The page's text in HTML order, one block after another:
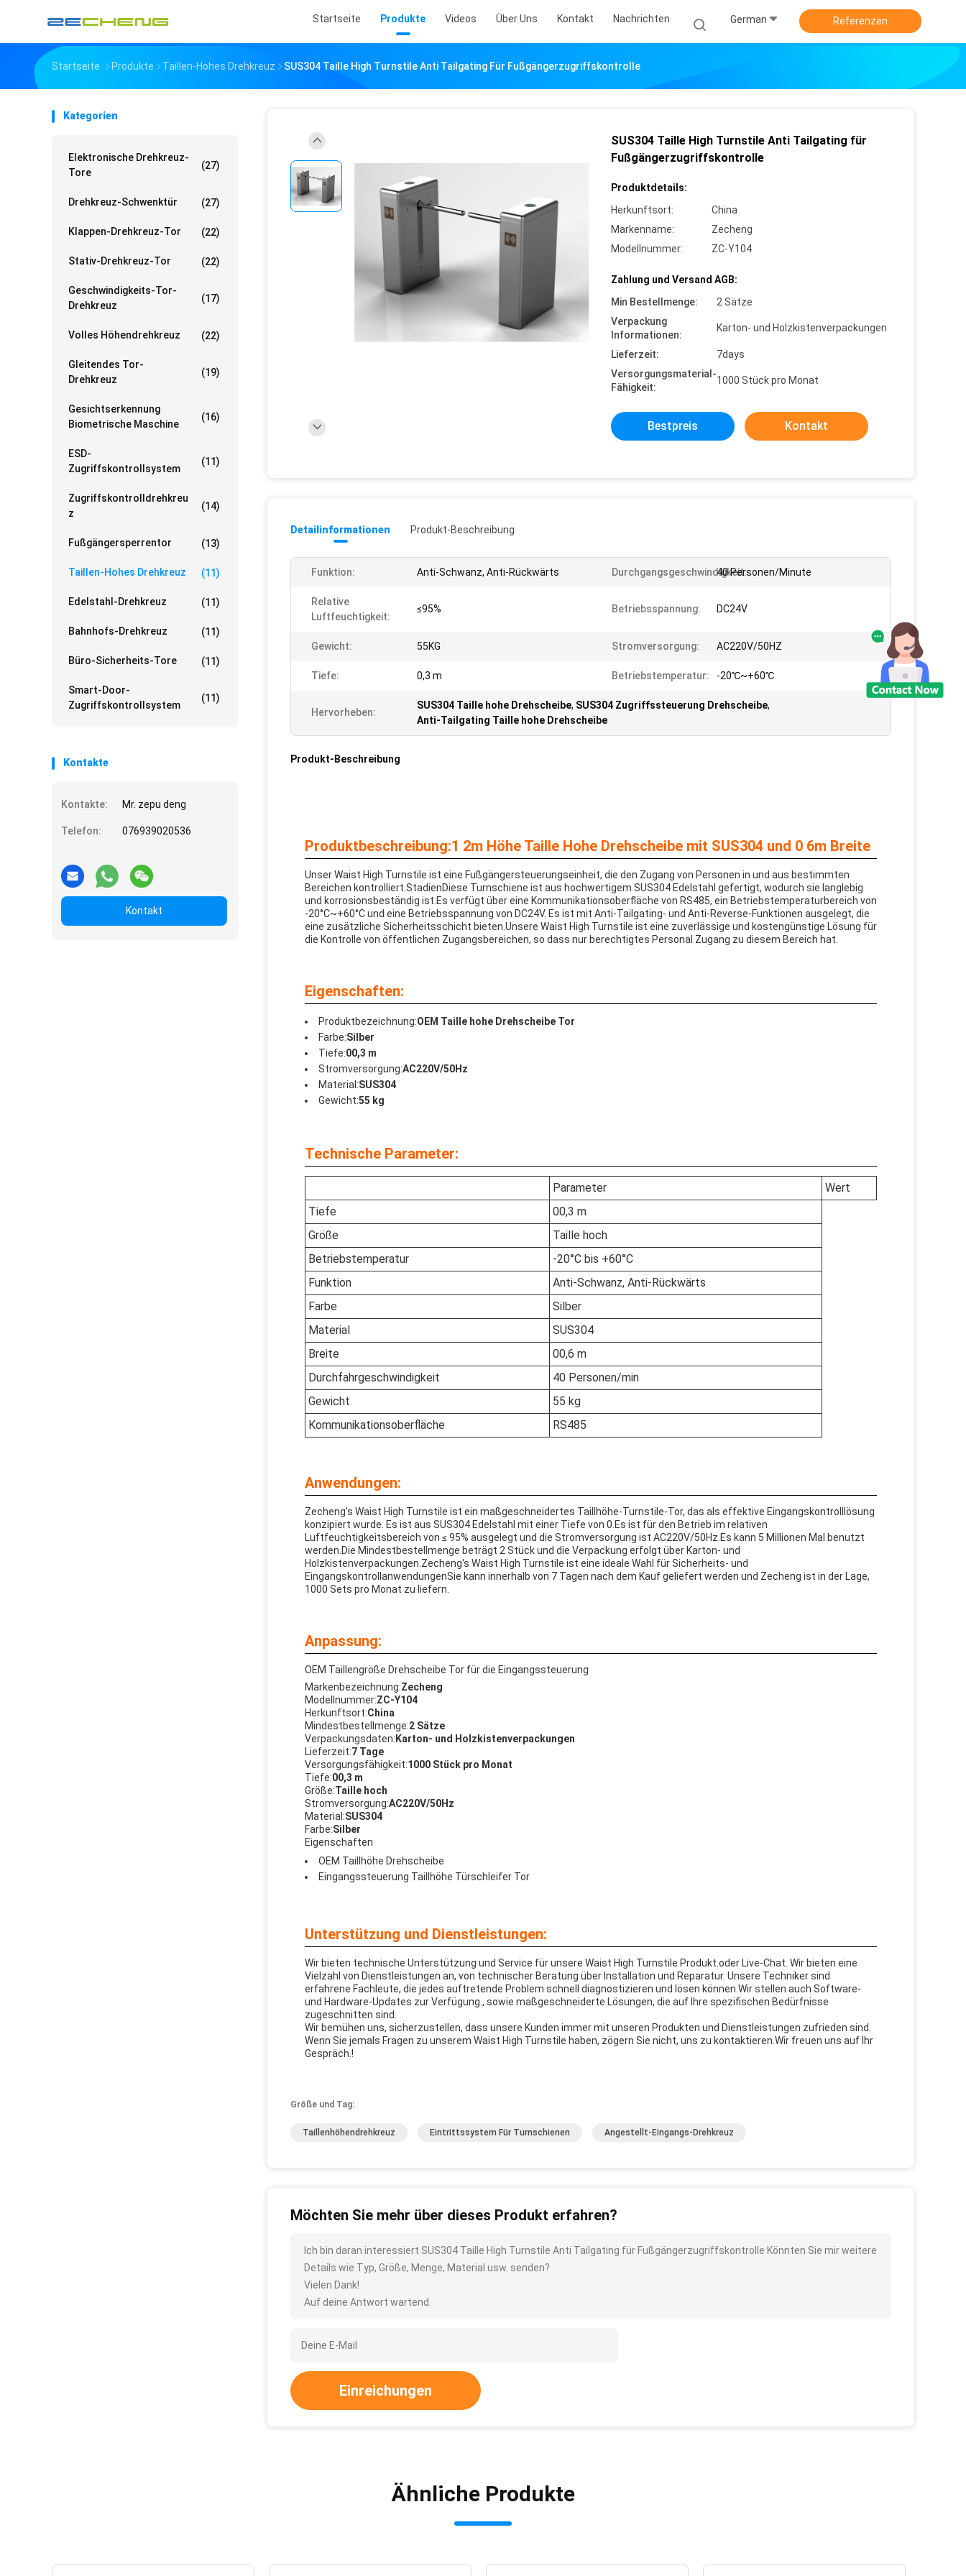
Startseite Produkte Videos Über Uns Kontakt Nachrichten German Referenzen
Startseite Produkte Taillen-Hohes Drehkreuz SUS304 Taille High Turnstile Anti Tailgating Für Fußgängerzugriffskontrolle
Kategorien
Elektronische Drehkreuz-
Tore
(27)
Drehkreuz-Schwenktür (27)
Klappen-Drehkreuz-Tor (22)
Stativ-Drehkreuz-Tor (22)
Geschwindigkeits-Tor-
Drehkreuz
(17)
Volles Höhendrehkreuz (22)
Gleitendes Tor-
Drehkreuz
(19)
Gesichtserkennung
Biometrische Maschine
(16)
ESD-
Zugriffskontrollsystem
(11)
Zugriffskontrolldrehkreu
Z
(14)
Fußgängersperrentor (13)
Taillen-Hohes Drehkreuz (11)
Edelstahl-Drehkreuz (11)
Bahnhofs-Drehkreuz (11)
Büro-Sicherheits-Tore (11)
Smart-Door-
Zugriffskontrollsystem
(11)
Kontakte
Kontakte: Mr. zepu deng
Telefon: 076939020536
Kontakt
SUS304 Taille High Turnstile Anti Tailgating für
Fußgängerzugriffskontrolle
Produktdetails:
Herkunftsort:
China
Markenname:
Zecheng
Modellnummer:
ZC-Y104
Zahlung und Versand AGB:
Min Bestellmenge:
2 Sätze
Verpackung
Informationen:
Karton- und Holzkistenverpackungen
Lieferzeit:
7days
Versorgungsmaterial-
Fähigkeit:
1000 Stück pro Monat
Bestpreis Kontakt
Detailinformationen Produkt-Beschreibung
Funktion: Anti-Schwanz, Anti-Rückwärts Durchgangsgeschwindigkeit:40 Personen/Minute
Relative
Luftfeuchtigkeit:
≤95% Betriebsspannung: DC24V
Gewicht: 55KG Stromversorgung: AC220V/50HZ
Tiefe: 0,3 m Betriebstemperatur: -20℃~+60℃
Hervorheben:
SUS304 Taille hohe Drehscheibe, SUS304 Zugriffssteuerung Drehscheibe,
Anti-Tailgating Taille hohe Drehscheibe
Produkt-Beschreibung
Produktbeschreibung:1 2m Höhe Taille Hohe Drehscheibe mit SUS304 und 0 6m Breite
Unser Waist High Turnstile ist eine Fußgängersteuerungseinheit, die den Zugang von Personen in und aus bestimmten
Bereichen kontrolliert.StadienDiese Turnschiene ist aus hochwertigem SUS304 Edelstahl gefertigt, wodurch sie langlebig
und korrosionsbeständig ist.Es verfügt über eine Kommunikationsoberfläche von RS485, ein Betriebstemperaturbereich von
-20°C~+60°C und eine Betriebsspannung von DC24V. Es ist mit Anti-Tailgating- und Anti-Reverse-Funktionen ausgelegt, die
eine zusätzliche Sicherheitsschicht bieten.Unsere Waist High Turnstile ist eine zuverlässige und kostengünstige Lösung für
die Kontrolle von öffentlichen Zugangsbereichen, so dass nur berechtigtes Personal Zugang zu diesem Bereich hat.
Eigenschaften:
Produktbezeichnung:OEM Taille hohe Drehscheibe Tor
Farbe:Silber
Tiefe:00,3 m
Stromversorgung:AC220V/50Hz
Material:SUS304
Gewicht:55 kg
Technische Parameter:
Parameter
Wert
Tiefe
00,3 m
Größe
Taille hoch
Betriebstemperatur
-20°C bis +60°C
Funktion
Anti-Schwanz, Anti-Rückwärts
Farbe
Silber
Material
SUS304
Breite
00,6 m
Durchfahrgeschwindigkeit
40 Personen/min
Gewicht
55 kg
Kommunikationsoberfläche
RS485
Anwendungen:
Zecheng's Waist High Turnstile ist ein maßgeschneidertes Taillhöhe-Turnstile-Tor, das als effektive Eingangskontrolllösung
konzipiert wurde. Es ist aus SUS304 Edelstahl mit einer Tiefe von 0.Es ist für den Betrieb im relativen
Luftfeuchtigkeitsbereich von ≤ 95% ausgelegt und die Stromversorgung ist AC220V/50Hz.Es kann 5 Millionen Mal benutzt
werden.Die Mindestbestellmenge beträgt 2 Stück und die Verpackung erfolgt über Karton- und
Holzkistenverpackungen.Zecheng's Waist High Turnstile ist eine ideale Wahl für Sicherheits- und
EingangskontrollanwendungenSie kann innerhalb von 7 Tagen nach dem Kauf geliefert werden und Zecheng ist in der Lage,
1000 Sets pro Monat zu liefern.
Anpassung:
OEM Taillengröße Drehscheibe Tor für die Eingangssteuerung
Markenbezeichnung:Zecheng
Modellnummer:ZC-Y104
Herkunftsort:China
Mindestbestellmenge:2 Sätze
Verpackungsdaten: Karton- und Holzkistenverpackungen
Lieferzeit:7 Tage
Versorgungsfähigkeit:1000 Stück pro Monat
Tiefe:00,3 m
Größe:Taille hoch
Stromversorgung:AC220V/50Hz
Material:SUS304
Farbe:Silber
Eigenschaften
OEM Taillhöhe Drehscheibe
Eingangssteuerung Taillhöhe Türschleifer Tor
Unterstützung und Dienstleistungen:
Wir bieten technische Unterstützung und Service für unsere Waist High Turnstile Produkt.oder Live-Chat. Wir bieten eine
Vielzahl von Dienstleistungen an, von technischer Beratung über Installation und Reparatur. Unsere Techniker sind
erfahrene Fachleute, die jedes auftretende Problem schnell diagnostizieren und lösen können.Wir stellen auch Software-
und Hardware-Updates zur Verfügung., sowie maßgeschneiderte Lösungen, die auf Ihre spezifischen Bedürfnisse
zugeschnitten sind.
Wir bemühen uns, sicherzustellen, dass unsere Kunden immer mit unseren Produkten und Dienstleistungen zufrieden sind.
Wenn Sie jemals Fragen zu unserem Waist High Turnstile haben, zögern Sie nicht, uns zu kontaktieren.Wir freuen uns auf Ihr
Gespräch.!
Größe und Tag:
Taillenhöhendrehkreuz Eintrittssystem Für Turnschienen Angestellt-Eingangs-Drehkreuz
Möchten Sie mehr über dieses Produkt erfahren?
Ich bin daran interessiert SUS304 Taille High Turnstile Anti Tailgating für Fußgängerzugriffskontrolle Könnten Sie mir weitere
Details wie Typ, Größe, Menge, Material usw. senden?
Vielen Dank!
Auf deine Antwort wartend.
Einreichungen
Ähnliche Produkte